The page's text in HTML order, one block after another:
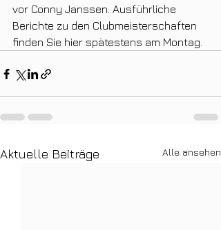
vor Conny Janssen. Ausführliche
Berichte zu den Clubmeisterschaften
finden Sie hier spätestens am Montag.
Aktuelle Beiträge Alle ansehen